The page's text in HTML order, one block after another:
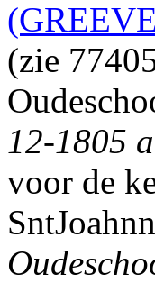
(zie
12-1805
voor de